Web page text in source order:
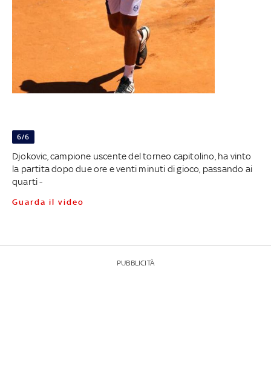
6/6
Djokovic, campione uscente del torneo capitolino, ha vinto
la partita dopo due ore e venti minuti di gioco, passando ai
quarti -
Guarda il video
PUBBLICITÀ